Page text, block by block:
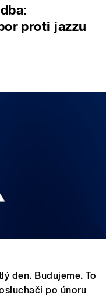
proti jazzu
den. Budujeme. To
po únoru